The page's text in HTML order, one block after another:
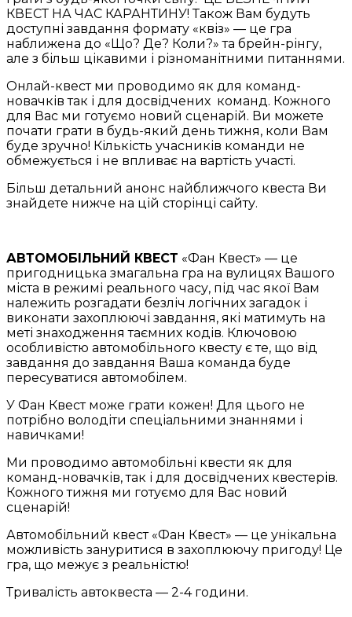
КВЕСТ НА ЧАС КАРАНТИНУ! Також Вам будуть
доступні завдання формату «квіз» — це гра
наближена до «Що? Де? Коли?» та брейн-рінгу,
але з більш цікавими і різноманітними питаннями.
Онлай-квест ми проводимо як для команд-
новачків так і для досвідчених команд. Кожного
для Вас ми готуємо новий сценарій. Ви можете
почати грати в будь-який день тижня, коли Вам
буде зручно! Кількість учасників команди не
обмежується і не впливає на вартість участі.
Більш детальний анонс найближчого квеста Ви
знайдете нижче на цій сторінці сайту.
АВТОМОБІЛЬНИЙ КВЕСТ «Фан Квест» — це
пригодницька змагальна гра на вулицях Вашого
міста в режимі реального часу, під час якої Вам
належить розгадати безліч логічних загадок і
виконати захоплюючі завдання, які матимуть на
меті знаходження таємних кодів. Ключовою
особливістю автомобільного квесту є те, що від
завдання до завдання Ваша команда буде
пересуватися автомобілем.
У Фан Квест може грати кожен! Для цього не
потрібно володіти спеціальними знаннями і
навичками!
Ми проводимо автомобільні квести як для
команд-новачків, так і для досвідчених квестерів.
Кожного тижня ми готуємо для Вас новий
сценарій!
Автомобільний квест «Фан Квест» — це унікальна
можливість зануритися в захоплюючу пригоду! Це
гра, що межує з реальністю!
Тривалість автоквеста — 2-4 години.